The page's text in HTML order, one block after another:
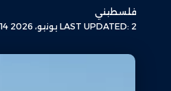
LAST UPDATED: 2 يونيو، 2026 2:14 ص
فلسطيني